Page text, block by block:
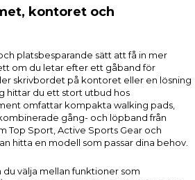
kontoret och
platsbesparande sätt att få in mer
om du letar efter ett gåband för
skrivbordet på kontoret eller en lösning
hittar du ett stort utbud hos
omfattar kompakta walking pads,
gång- och löpband från
Top Sport, Active Sports Gear och
hitta en modell som passar dina behov.
välja mellan funktioner som